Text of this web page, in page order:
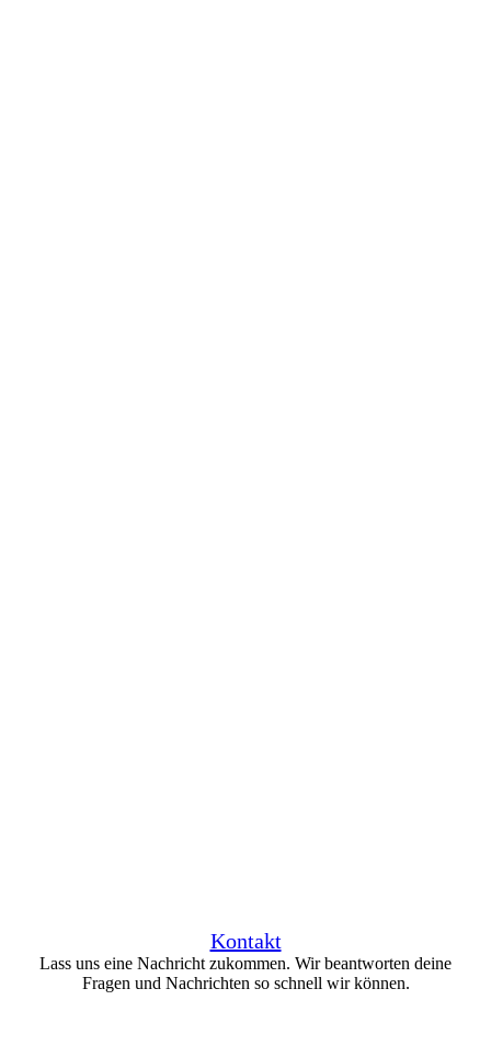
Kontakt
Lass uns eine Nachricht zukommen. Wir beantworten deine
Fragen und Nachrichten so schnell wir können.